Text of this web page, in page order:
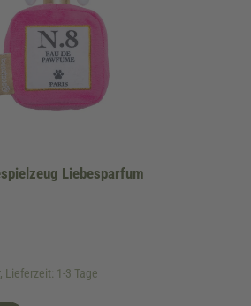
Liebesparfum
Lieferzeit: 1-3 Tage